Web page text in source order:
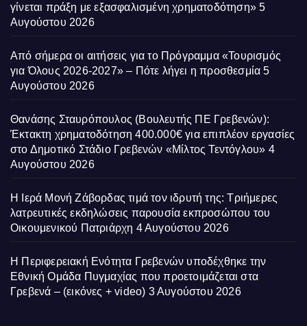
γίνεται πράξη με εξασφαλισμένη χρηματοδότηση» 5
Αυγούστου 2026
Από σήμερα οι αιτήσεις για το Πρόγραμμα «Τουρισμός
για Όλους 2026-2027» – Πότε λήγει η προσθεσμία 5
Αυγούστου 2026
Θανάσης Σταυρόπουλος (Βουλευτής ΠΕ Γρεβενών):
Έκτακτη χρηματοδότηση 400.000€ για επιπλέον εργασίες
στο Δημοτικό Στάδιο Γρεβενών «Μίλτος Τεντόγλου» 4
Αυγούστου 2026
Η Ιερά Μονή Ζάβορδας τιμά τον ιδρυτή της: Τριήμερες
λατρευτικές εκδηλώσεις παρουσία εκπροσώπου του
Οικουμενικού Πατριάρχη 4 Αυγούστου 2026
Η Περιφερειακή Ενότητα Γρεβενών υποδέχθηκε την
Εθνική Ομάδα Πυγμαχίας που προετοιμάζεται στα
Γρεβενά – (εικόνες + video) 3 Αυγούστου 2026